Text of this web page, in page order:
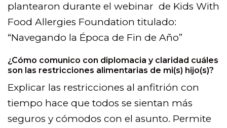
plantearon durante el webinar de Kids With
Food Allergies Foundation titulado:
“Navegando la Época de Fin de Año”
¿Cómo comunico con diplomacia y claridad cuáles
son las restricciones alimentarias de mi(s) hijo(s)?
Explicar las restricciones al anfitrión con
tiempo hace que todos se sientan más
seguros y cómodos con el asunto. Permite